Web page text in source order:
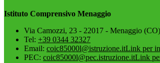
Istituto Comprensivo Menaggio
Via Camozzi, 23 - 22017 - Menaggio (CO)
Tel: +39 0344 32327
Email: coic85000l@istruzione.itLink per
PEC: coic85000l@pec.istruzione.itLink